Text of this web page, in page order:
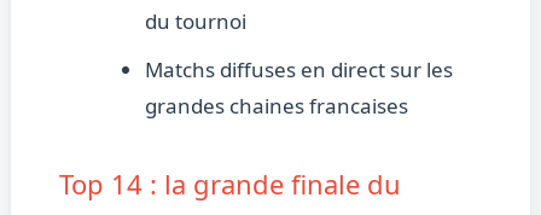
du tournoi
Matchs diffuses en direct sur les
grandes chaines francaises
Top 14 : la grande finale du